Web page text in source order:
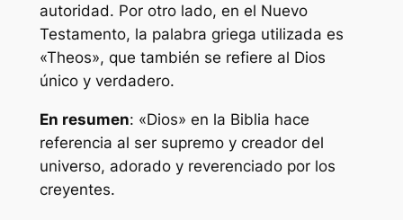
autoridad. Por otro lado, en el Nuevo
Testamento, la palabra griega utilizada es
«Theos», que también se refiere al Dios
único y verdadero.
En resumen: «Dios» en la Biblia hace
referencia al ser supremo y creador del
universo, adorado y reverenciado por los
creyentes.